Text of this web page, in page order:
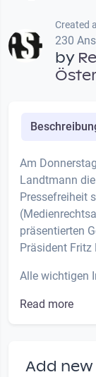
Created
230
by
Am
Landtmann
Pressefreiheit
präsentierten
Präsident Fritz
Alle wichtigen
Read more
Add